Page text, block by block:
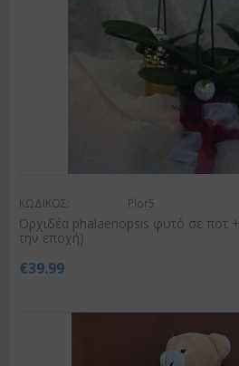
ΚΩΔΙΚΟΣ: Plor5
Ορχιδέα phalaenopsis φυτό σε ποτ
την εποχή)
€39.99